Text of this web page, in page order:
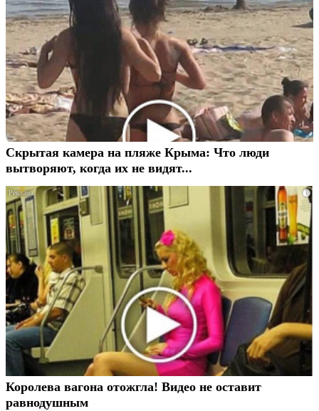
Скрытая камера на пляже Крыма: Что люди
вытворяют, когда их не видят...
i
Королева вагона отожгла! Видео не оставит
равнодушным